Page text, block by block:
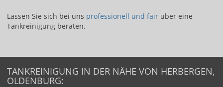
Lassen Sie sich bei uns ​ professionell und fair​ über eine
Tankreinigung beraten.
TANKREINIGUNG IN DER NÄHE VON HERBERGEN,
OLDENBURG: